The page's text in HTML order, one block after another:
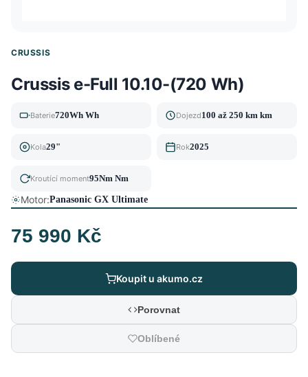
CRUSSIS
Crussis e-Full 10.10-(720 Wh)
Baterie720Wh Wh Dojezd100 až 250 km km
Kola29" Rok2025
Kroutící moment95Nm Nm
Motor:Panasonic GX Ultimate
75 990 Kč
Koupit u akumo.cz
Porovnat
Oblíbené